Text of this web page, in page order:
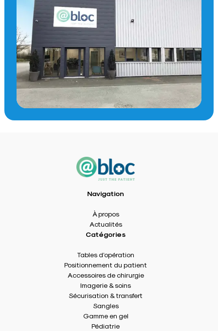
Navigation
À propos
Actualités
Catégories
Tables d’opération
Positionnement du patient
Accessoires de chirurgie
Imagerie & soins
Sécurisation & transfert
Sangles
Gamme en gel
Pédiatrie